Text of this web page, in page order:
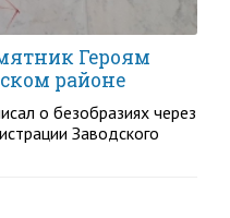
Героям
районе
о безобразиях через
Заводского